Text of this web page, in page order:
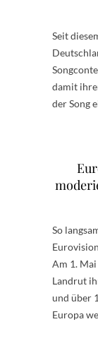
Seit
damit
der Song
So
Am 1.
Landrut
und über
Europa